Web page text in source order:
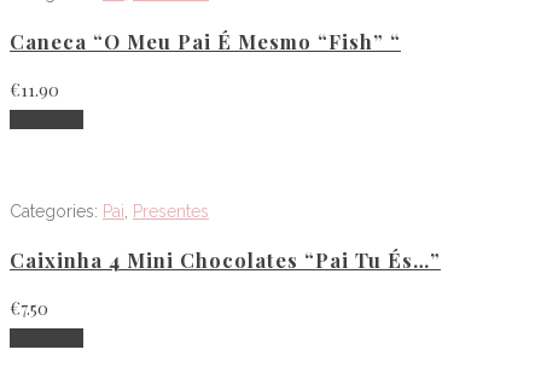
Caneca “O Meu Pai É Mesmo “fish” “
€11.90
Categories: Pai Presentes
Caixinha 4 Mini Chocolates “Pai Tu És…”
€7.50